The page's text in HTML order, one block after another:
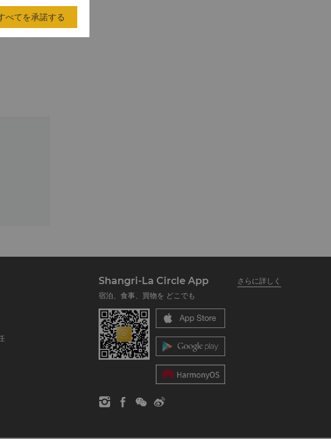
Shangri-La Circle App
さらに詳しく
宿泊、食事、買物を どこでも
べてを承諾する